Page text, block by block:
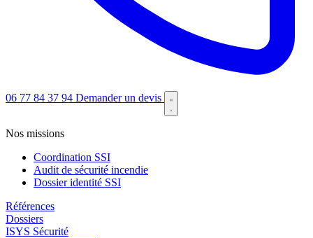
06 77 84 37 94 Demander un devis
Nos missions
Coordination SSI
Audit de sécurité incendie
Dossier identité SSI
Références
Dossiers
ISYS Sécurité